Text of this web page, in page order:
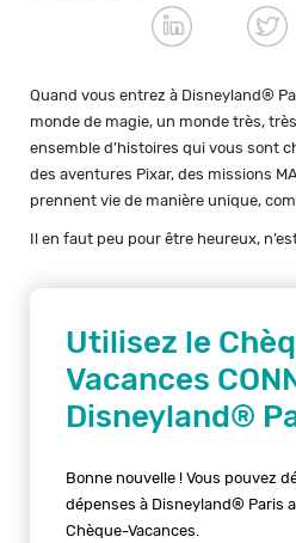
Quand vous entrez à Disneyland®
monde de magie, un monde très,
ensemble d’histoires qui vous sont
des aventures Pixar, des missions
prennent vie de manière unique,
Il en faut peu pour être heureux,
Utilisez le
Vacances
Disneyland®
Bonne nouvelle ! Vous pouvez
dépenses à Disneyland® Paris
Chèque-Vacances.